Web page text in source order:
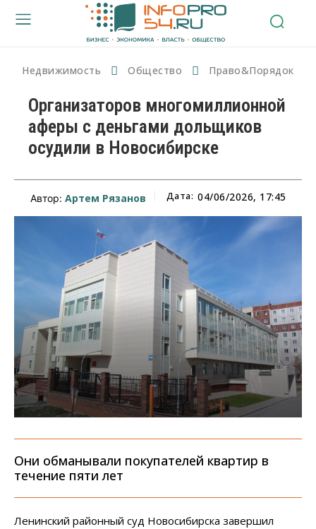
Недвижимость Общество Право&Порядок
Организаторов многомиллионной
аферы с деньгами дольщиков
осудили в Новосибирске
Автор: Артем Рязанов Дата: 04/06/2026, 17:45
Они обманывали покупателей квартир в
течение пяти лет
Ленинский районный суд Новосибирска завершил